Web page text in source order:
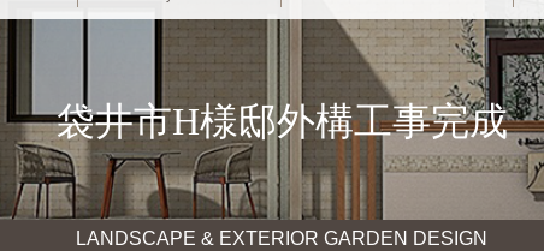
袋井市H様邸外構工事完成
LANDSCAPE & EXTERIOR GARDEN DESIGN